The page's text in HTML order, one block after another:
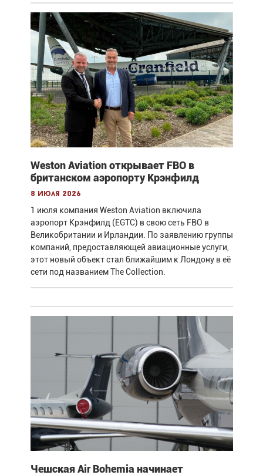
Weston Aviation открывает FBO в
британском аэропорту Крэнфилд
8 июля 2026
1 июля компания Weston Aviation включила
аэропорт Крэнфилд (EGTC) в свою сеть FBO в
Великобритании и Ирландии. По заявлению группы
компаний, предоставляющей авиационные услуги,
этот новый объект стал ближайшим к Лондону в её
сети под названием The Collection.
Чешская Air Bohemia начинает